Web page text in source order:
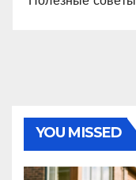
YOU MISSED